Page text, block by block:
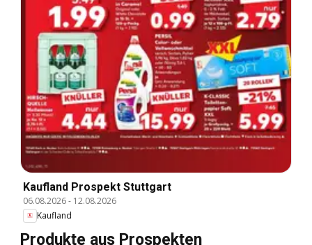
Kaufland Prospekt Stuttgart
06.08.2026- 12.08.2026
Kaufland
Produkte aus Prospekten